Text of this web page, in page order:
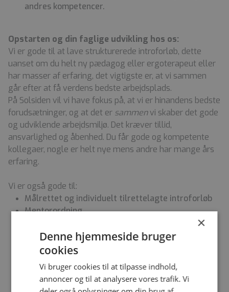
andres kompetencer.
Opstarten og din faglige udvikling hos os:
Vi er gode til at lave strukturerede introforløb, dette
uanset om du helt ny pædagog eller ergoterapeut eller
har masser af erfaring, det vigtigste er, at vi sammen
går efter at få verdens bedste arbejdsplads.
På Solsiden vil vi have fokus på, at vi er hinandens bedste
forudsætninger, og at det er sammenvi skaber det gode
og udviklende arbejdsmiljø. Det kræver tillid,
ansvarlighed og åbenhed. Du får gode og kompetente
kollegaer, nogle er helt nye mens andre har mange års
erfaring.
Vi er også gode til:
Målrettet og individuelt tilrettelagte introforløb
Mentorordning
supervisor.
Teammøder
arbejdspladsen
Uddannelse i metoder
×
Denne hjemmeside bruger
cookies
Vi bruger cookies til at tilpasse indhold,
annoncer og til at analysere vores trafik. Vi